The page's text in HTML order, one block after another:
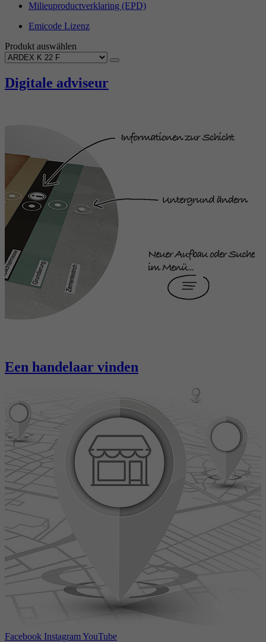
Milieuproductverklaring (EPD)
Emicode Lizenz
Produkt auswählen
Digitale adviseur
Een handelaar vinden
Facebook InstagramYouTube